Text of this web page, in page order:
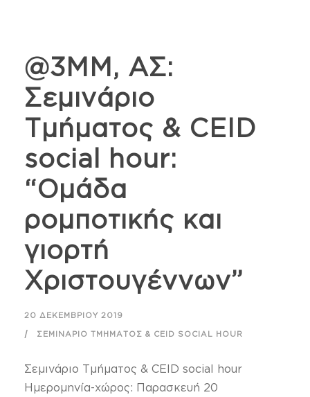
@3ΜΜ, ΑΣ:
Σεμινάριο
Τμήματος & CEID
social hour:
“Ομάδα
ρομποτικής και
γιορτή
Χριστουγέννων”
20 ΔΕΚΕΜΒΡΊΟΥ 2019
ΣΕΜΙΝΆΡΙΟ ΤΜΉΜΑΤΟΣ & CEID SOCIAL HOUR
Σεμινάριο Τμήματος & CEID social hour
Ημερομηνία-χώρος: Παρασκευή 20